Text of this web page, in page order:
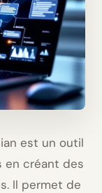
est un outil
en créant des
Il permet de